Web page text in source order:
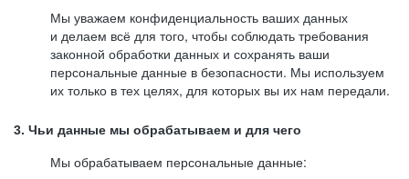
Мы уважаем конфиденциальность ваших данных
и делаем всё для того, чтобы соблюдать требования
законной обработки данных и сохранять ваши
персональные данные в безопасности. Мы используем
их только в тех целях, для которых вы их нам передали.
3. Чьи данные мы обрабатываем и для чего
Мы обрабатываем персональные данные: